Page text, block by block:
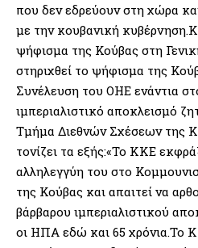
που δεν εδρεύουν στη χώρα
με την κουβανική
ψήφισμα της Κούβας στη
στηριχθεί το ψήφισμα της
Συνέλευση του ΟΗΕ ενάντια
ιμπεριαλιστικό αποκλεισμό
Τμήμα Διεθνών Σχέσεων της
τονίζει τα εξής:«Το ΚΚΕ
αλληλεγγύη του στο
της Κούβας και απαιτεί να
βάρβαρου ιμπεριαλιστικού
οι ΗΠΑ εδώ και 65 χρόνια.Το